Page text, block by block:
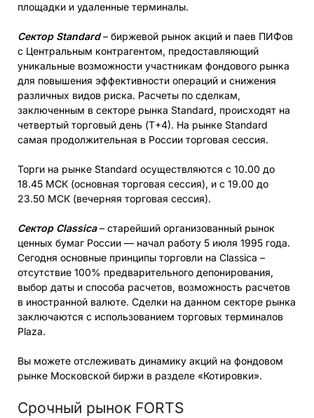
площадки и удаленные терминалы.
Сектор Standard– биржевой рынок акций и паев ПИФов
с Центральным контрагентом, предоставляющий
уникальные возможности участникам фондового рынка
для повышения эффективности операций и снижения
различных видов риска. Расчеты по сделкам,
заключенным в секторе рынка Standard, происходят на
четвертый торговый день (Т+4). На рынке Standard
самая продолжительная в России торговая сессия.
Торги на рынке Standard осуществляются с 10.00 до
18.45 МСК (основная торговая сессия), и с 19.00 до
23.50 МСК (вечерняя торговая сессия).
Сектор Classica– старейший организованный рынок
ценных бумаг России — начал работу 5 июля 1995 года.
Сегодня основные принципы торговли на Classica –
отсутствие 100% предварительного депонирования,
выбор даты и способа расчетов, возможность расчетов
в иностранной валюте. Сделки на данном секторе рынка
заключаются с использованием торговых терминалов
Plaza.
Вы можете отслеживать динамику акций на фондовом
рынке Московской биржи в разделе «Котировки».
Срочный рынок FORTS